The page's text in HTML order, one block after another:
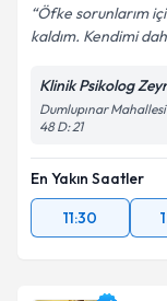
Öfke sorunlarım
kaldım. Kendimi
Klinik Psikolog
Dumlupınar
48 D: 21
En Yakın Saatler
11:30